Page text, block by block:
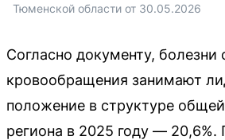
Тюменской области от 30.05.2026
Согласно документу, болезни
кровообращения занимают
положение в структуре
региона в 2025 году — 20,6%.